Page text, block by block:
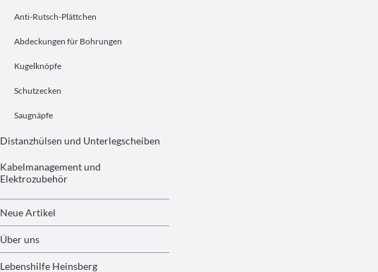
Anti-Rutsch-Plättchen
Abdeckungen für Bohrungen
Kugelknöpfe
Schutzecken
Saugnäpfe
Distanzhülsen und Unterlegscheiben
Kabelmanagement und
Elektrozubehör
Neue Artikel
Über uns
Lebenshilfe Heinsberg